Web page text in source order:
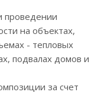
проведении
на объектах,
- тепловых
подвалах домов и
за счет